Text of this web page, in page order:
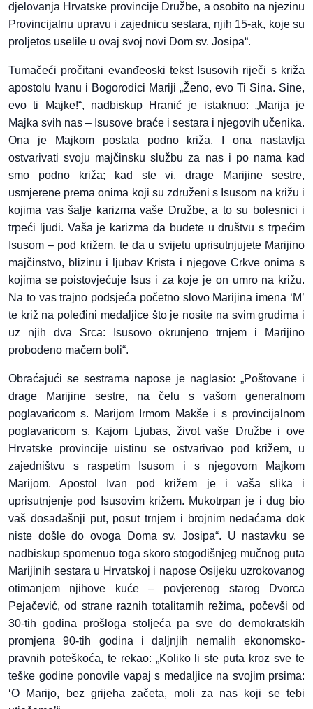
djelovanja Hrvatske provincije Družbe, a osobito na njezinu
Provincijalnu upravu i zajednicu sestara, njih 15-ak, koje su
proljetos uselile u ovaj svoj novi Dom sv. Josipa“.
Tumačeći pročitani evanđeoski tekst Isusovih riječi s križa
apostolu Ivanu i Bogorodici Mariji „Ženo, evo Ti Sina. Sine,
evo ti Majke!“, nadbiskup Hranić je istaknuo: „Marija je
Majka svih nas – Isusove braće i sestara i njegovih učenika.
Ona je Majkom postala podno križa. I ona nastavlja
ostvarivati svoju majčinsku službu za nas i po nama kad
smo podno križa; kad ste vi, drage Marijine sestre,
usmjerene prema onima koji su združeni s Isusom na križu i
kojima vas šalje karizma vaše Družbe, a to su bolesnici i
trpeći ljudi. Vaša je karizma da budete u društvu s trpećim
Isusom – pod križem, te da u svijetu uprisutnjujete Marijino
majčinstvo, blizinu i ljubav Krista i njegove Crkve onima s
kojima se poistovjećuje Isus i za koje je on umro na križu.
Na to vas trajno podsjeća početno slovo Marijina imena ‘M’
te križ na poleđini medaljice što je nosite na svim grudima i
uz njih dva Srca: Isusovo okrunjeno trnjem i Marijino
probodeno mačem boli“.
Obraćajući se sestrama napose je naglasio: „Poštovane i
drage Marijine sestre, na čelu s vašom generalnom
poglavaricom s. Marijom Irmom Makše i s provincijalnom
poglavaricom s. Kajom Ljubas, život vaše Družbe i ove
Hrvatske provincije uistinu se ostvarivao pod križem, u
zajedništvu s raspetim Isusom i s njegovom Majkom
Marijom. Apostol Ivan pod križem je i vaša slika i
uprisutnjenje pod Isusovim križem. Mukotrpan je i dug bio
vaš dosadašnji put, posut trnjem i brojnim nedaćama dok
niste došle do ovoga Doma sv. Josipa“. U nastavku se
nadbiskup spomenuo toga skoro stogodišnjeg mučnog puta
Marijinih sestara u Hrvatskoj i napose Osijeku uzrokovanog
otimanjem njihove kuće – povjerenog starog Dvorca
Pejačević, od strane raznih totalitarnih režima, počevši od
30-tih godina prošloga stoljeća pa sve do demokratskih
promjena 90-tih godina i daljnjih nemalih ekonomsko-
pravnih poteškoća, te rekao: „Koliko li ste puta kroz sve te
teške godine ponovile vapaj s medaljice na svojim prsima:
‘O Marijo, bez grijeha začeta, moli za nas koji se tebi